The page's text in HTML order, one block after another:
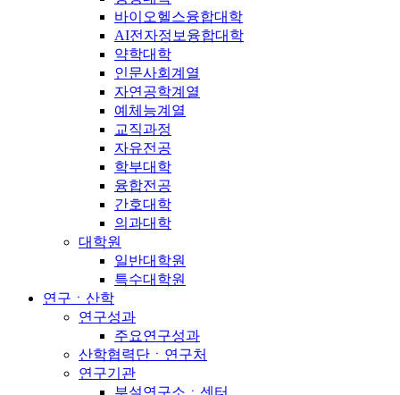
바이오헬스융합대학
AI전자정보융합대학
약학대학
인문사회계열
자연공학계열
예체능계열
교직과정
자유전공
학부대학
융합전공
간호대학
의과대학
대학원
일반대학원
특수대학원
연구ㆍ산학
연구성과
주요연구성과
산학협력단ㆍ연구처
연구기관
부설연구소ㆍ센터